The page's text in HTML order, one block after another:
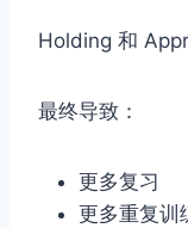
Holding 和
最终导致：
更多复习
更多重复训